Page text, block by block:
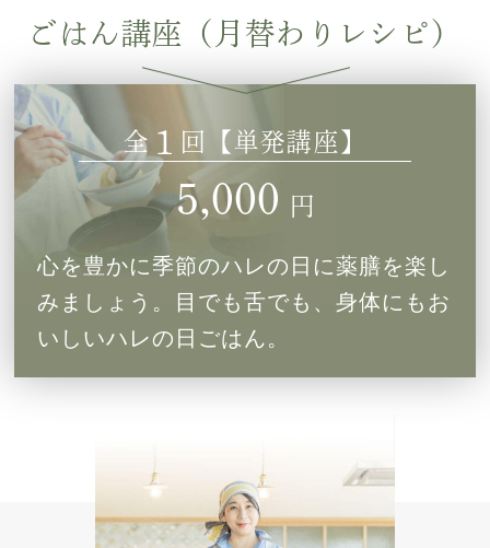
ごはん講座（月替わりレシピ）
全 1 回【単発講座】
5,000 円
心を豊かに季節のハレの日に薬膳を楽し
みましょう。目でも舌でも、身体にもお
いしいハレの日ごはん。